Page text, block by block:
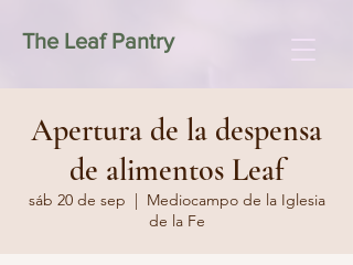
The Leaf Pantry
Apertura de la despensa
de alimentos Leaf
sáb 20 de sep
  |
Mediocampo de la Iglesia
de la Fe